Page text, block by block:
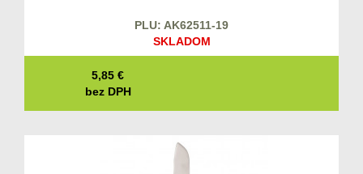
PLU: AK62511-19
SKLADOM
5,85 €
bez DPH